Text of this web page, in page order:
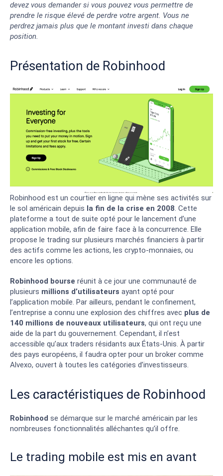
devez vous demander si vous pouvez vous permettre de
prendre le risque élevé de perdre votre argent. Vous ne
perdrez jamais plus que le montant investi dans chaque
position.
Présentation de Robinhood
Robinhood est un courtier en ligne qui mène ses activités sur
le sol américain depuis la fin de la crise en 2008. Cette
plateforme a tout de suite opté pour le lancement d’une
application mobile, afin de faire face à la concurrence. Elle
propose le trading sur plusieurs marchés financiers à partir
des actifs comme les actions, les crypto-monnaies, ou
encore les options.
Robinhood bourse réunit à ce jour une communauté de
plusieurs millions d’utilisateurs ayant opté pour
l’application mobile. Par ailleurs, pendant le confinement,
l’entreprise a connu une explosion des chiffres avec plus de
140 millions de nouveaux utilisateurs, qui ont reçu une
aide de la part du gouvernement. Cependant, il n’est
accessible qu’aux traders résidants aux États-Unis. À partir
des pays européens, il faudra opter pour un broker comme
Alvexo, ouvert à toutes les catégories d’investisseurs.
Les caractéristiques de Robinhood
Robinhood se démarque sur le marché américain par les
nombreuses fonctionnalités alléchantes qu’il offre.
Le trading mobile est mis en avant